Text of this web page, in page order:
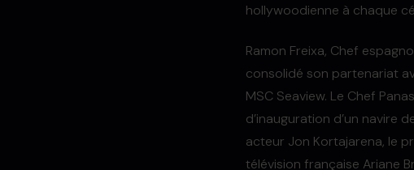
hollywoodienne à chaque
Ramon Freixa, Chef
consolidé son partenariat
MSC Seaview. Le Chef
d’inauguration d’un navire
acteur Jon Kortajarena, le
télévision française Ariane